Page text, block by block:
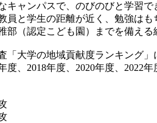
キャンパスで、のびのびと学習
員と学生の距離が近く、勉強はも
部（認定こども園）までを備える
「大学の地域貢献度ランキング
、2018年度、2020年度、2022年